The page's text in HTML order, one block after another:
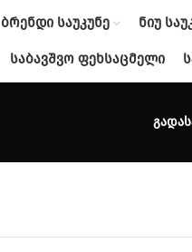
ᲑᲠᲔᲜᲓᲘ ᲡᲐᲣᲙᲣᲜᲔ ᲜᲘᲣ
ᲡᲐᲑᲐᲕᲨᲕᲝ ᲤᲔᲮᲡᲐᲪᲛᲔᲚᲘ